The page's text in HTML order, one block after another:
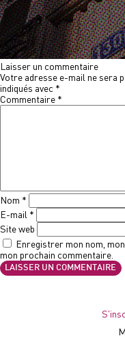
Laisser un commentaire
Votre adresse e-mail ne sera
indiqués avec *
Commentaire *
Nom *
E-mail *
Site web
Enregistrer mon nom,
mon prochain commentaire.